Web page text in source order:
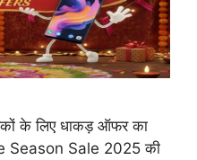
के लिए धाकड़ ऑफर का
Season Sale 2025 की